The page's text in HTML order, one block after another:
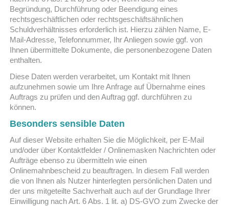
Begründung, Durchführung oder Beendigung eines
rechtsgeschäftlichen oder rechtsgeschäftsähnlichen
Schuldverhältnisses erforderlich ist. Hierzu zählen Name, E-
Mail-Adresse, Telefonnummer, Ihr Anliegen sowie ggf. von
Ihnen übermittelte Dokumente, die personenbezogene Daten
enthalten.
Diese Daten werden verarbeitet, um Kontakt mit Ihnen
aufzunehmen sowie um Ihre Anfrage auf Übernahme eines
Auftrags zu prüfen und den Auftrag ggf. durchführen zu
können.
Besonders sensible Daten
Auf dieser Website erhalten Sie die Möglichkeit, per E-Mail
und/oder über Kontaktfelder / Onlinemasken Nachrichten oder
Aufträge ebenso zu übermitteln wie einen
Onlinemahnbescheid zu beauftragen. In diesem Fall werden
die von Ihnen als Nutzer hinterlegten persönlichen Daten und
der uns mitgeteilte Sachverhalt auch auf der Grundlage Ihrer
Einwilligung nach Art. 6 Abs. 1 lit. a) DS-GVO zum Zwecke der